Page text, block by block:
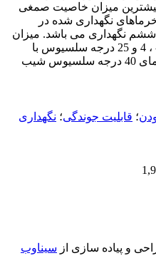
میزان خاصیت صمغی
نگهداری شده در
ششم نگهداری می باشد. میزان
این دو ویژگی بافتی در دماهای 20- ، 4 و 25 درجه سلسیوس با
شیب ملایمی رو به افزایش و در دمای 40 درجه سلسیوس شیب
؛ قابلیت جوندگی؛ نگهداری
و پیاده سازی از سیناوب